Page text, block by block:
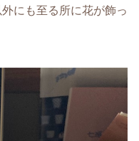
にも至る所に花が飾っ